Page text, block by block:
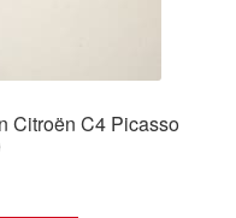
Citroën C4 Picasso